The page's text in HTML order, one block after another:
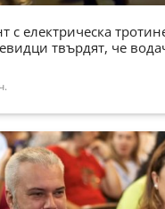
с електрическа
твърдят, че